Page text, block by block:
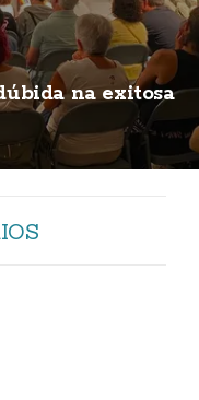
na exitosa